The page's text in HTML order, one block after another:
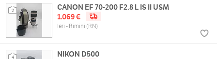
2
CANON EF 70-200 F2.8 L IS II USM
1.069 €
Ieri - Rimini (RN)
4
NIKON D500